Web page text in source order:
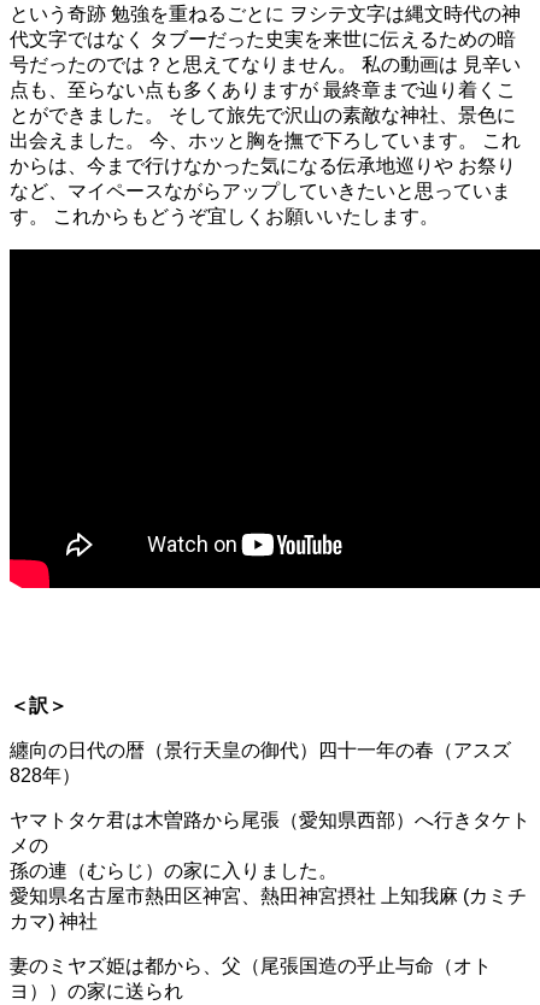
という奇跡 勉強を重ねるごとに ヲシテ文字は縄文時代の神
代文字ではなく タブーだった史実を来世に伝えるための暗
号だったのでは？と思えてなりません。 私の動画は 見辛い
点も、至らない点も多くありますが 最終章まで辿り着くこ
とができました。 そして旅先で沢山の素敵な神社、景色に
出会えました。 今、ホッと胸を撫で下ろしています。 これ
からは、今まで行けなかった気になる伝承地巡りや お祭り
など、マイペースながらアップしていきたいと思っていま
す。 これからもどうぞ宜しくお願いいたします。
＜訳＞
纏向の日代の暦（景行天皇の御代）四十一年の春（アスズ
828年）
ヤマトタケ君は木曽路から尾張（愛知県西部）へ行きタケト
メの
孫の連（むらじ）の家に入りました。
愛知県名古屋市熱田区神宮、熱田神宮摂社 上知我麻 (カミチ
カマ) 神社
妻のミヤズ姫は都から、父（尾張国造の乎止与命（オト
ヨ））の家に送られ